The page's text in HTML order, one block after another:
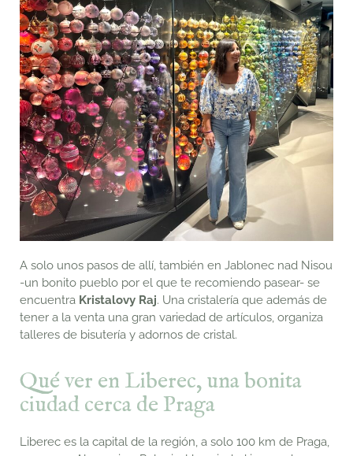
A solo unos pasos de allí, también en Jablonec nad Nisou
-un bonito pueblo por el que te recomiendo pasear- se
encuentra Kristalovy Raj. Una cristalería que además de
tener a la venta una gran variedad de artículos, organiza
talleres de bisutería y adornos de cristal.
Qué ver en Liberec, una bonita
ciudad cerca de Praga
Liberec es la capital de la región, a solo 100 km de Praga,